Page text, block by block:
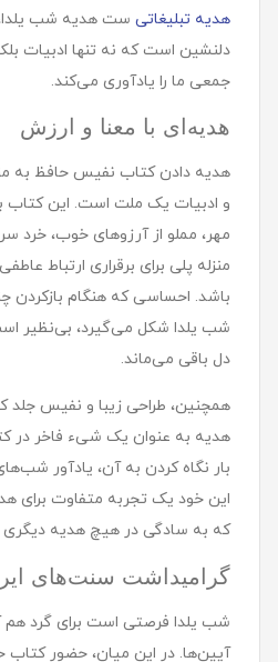
هدیه تبلیغاتی ست هدیه شب
دلنشین است که نه تنها ادبیات
جمعی ما را یادآوری می‌کند.
هدیه‌ای با معنا و ارزش
هدیه دادن کتاب نفیس حافظ به
و ادبیات یک ملت است. این کتاب با
مهر، مملو از آرزوهای خوب، خرد
منزله پلی برای برقراری ارتباط
باشد. احساسی که هنگام بازکردن
شب یلدا شکل می‌گیرد، بی‌نظیر
دل باقی می‌ماند.
همچنین، طراحی زیبا و نفیس
هدیه به عنوان یک شیء فاخر در
بار نگاه کردن به آن، یادآور
این خود یک تجربه متفاوت برای
که به سادگی در هیچ هدیه دیگری
گرامیداشت سنت‌های
شب یلدا فرصتی است برای گرد هم
آیین‌ها. در این میان، حضور